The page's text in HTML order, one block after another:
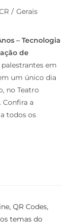
/ Gerais
– Tecnologia
de
em
um único dia
no Teatro
Confira a
todos os